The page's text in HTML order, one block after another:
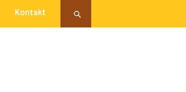
Kontakt